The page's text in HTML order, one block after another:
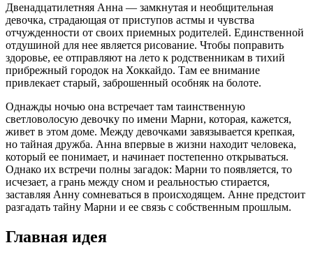
Двенадцатилетняя Анна — замкнутая и необщительная
девочка, страдающая от приступов астмы и чувства
отчужденности от своих приемных родителей. Единственной
отдушиной для нее является рисование. Чтобы поправить
здоровье, ее отправляют на лето к родственникам в тихий
прибрежный городок на Хоккайдо. Там ее внимание
привлекает старый, заброшенный особняк на болоте.
Однажды ночью она встречает там таинственную
светловолосую девочку по имени Марни, которая, кажется,
живет в этом доме. Между девочками завязывается крепкая,
но тайная дружба. Анна впервые в жизни находит человека,
который ее понимает, и начинает постепенно открываться.
Однако их встречи полны загадок: Марни то появляется, то
исчезает, а грань между сном и реальностью стирается,
заставляя Анну сомневаться в происходящем. Анне предстоит
разгадать тайну Марни и ее связь с собственным прошлым.
Главная идея